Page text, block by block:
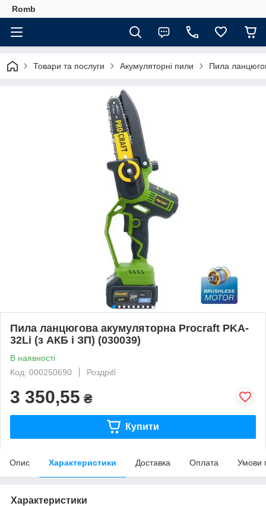
Romb
Товари та послуги Акумуляторні пили Пила
Пила ланцюгова акумуляторна Procraft PKA-
32Li (з АКБ і ЗП) (030039)
В наявності
Код: 000250690
Роздріб
3 350,55 ₴
Купити
Опис Характеристики Доставка Оплата Умови
Характеристики